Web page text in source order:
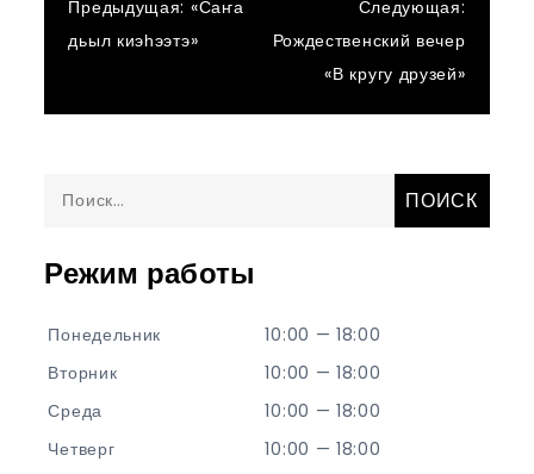
Навигация
записям
Предыдущая: «Саҥа
дьыл киэһээтэ»
Следующая:
Рождественский вечер
«В кругу друзей»
Найти:
Режим работы
Понедельник
10:00 — 18:00
Вторник
10:00 — 18:00
Среда
10:00 — 18:00
Четверг
10:00 — 18:00